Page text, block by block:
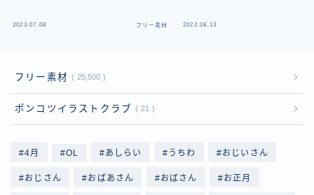
2023.07.08 フリー素材 2022.08.13
フリー素材 25,500
ポンコツイラストクラブ 21
4月 OL あしらい うちわ おじいさん
おじさん おばあさん おばさん お正月